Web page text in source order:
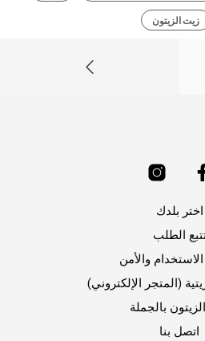
زيت الزيتون
اختر بلدك
الطلب
والأمن
(المتجر الإلكتروني)
بالجملة
اتصل بنا